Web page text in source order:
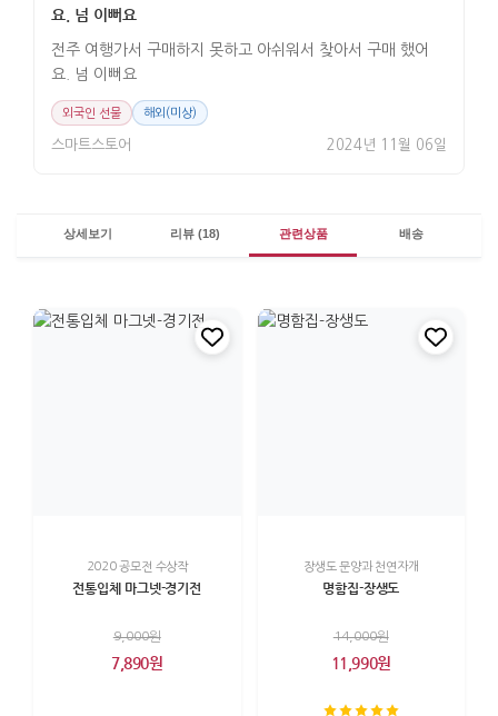
요. 넘 이뻐요
전주 여행가서 구매하지 못하고 아쉬워서 찾아서 구매 했어
요. 넘 이뻐요
외국인 선물 해외(미상)
스마트스토어 2024년 11월 06일
상세보기 리뷰 (18) 관련상품 배송
2020 공모전 수상작
전통입체 마그넷-경기전
9,000원
7,890원
장생도 문양과 천연자개
명함집-장생도
14,000원
11,990원